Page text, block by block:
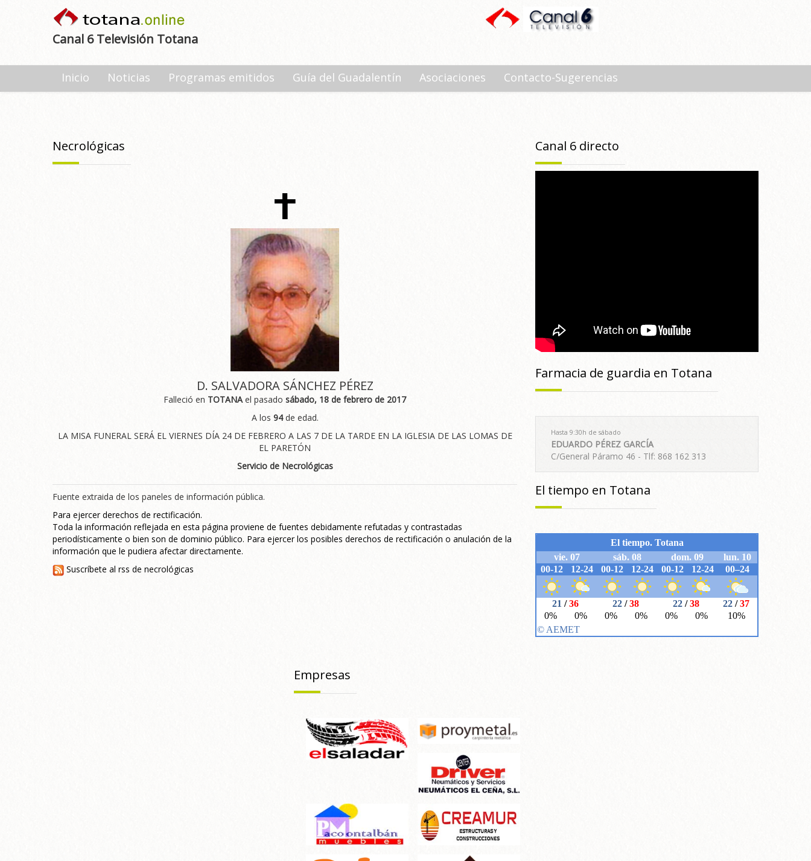
Canal 6 Televisión Totana
Inicio Noticias Programas emitidos Guía del Guadalentín Asociaciones Contacto-Sugerencias
Necrológicas
D. SALVADORA SÁNCHEZ PÉREZ
Falleció en TOTANAel pasado sábado, 18 de febrero de 2017
A los 94de edad.
LA MISA FUNERAL SERÁ EL VIERNES DÍA 24 DE FEBRERO A LAS 7 DE LA TARDE EN LA IGLESIA DE LAS LOMAS DE
EL PARETÓN
Servicio de Necrológicas
Fuente extraida de los paneles de información pública.
Para ejercer derechos de rectificación.
Toda la información reflejada en esta página proviene de fuentes debidamente refutadas y contrastadas
periodísticamente o bien son de dominio público. Para ejercer los posibles derechos de rectificación o anulación de la
información que le pudiera afectar directamente.
Suscríbete al rss de necrológicas
Canal 6 directo
Farmacia de guardia en Totana
Hasta 9:30h de sábado
EDUARDO PÉREZ GARCÍA
C/General Páramo 46 - Tlf: 868 162 313
El tiempo en Totana
Empresas